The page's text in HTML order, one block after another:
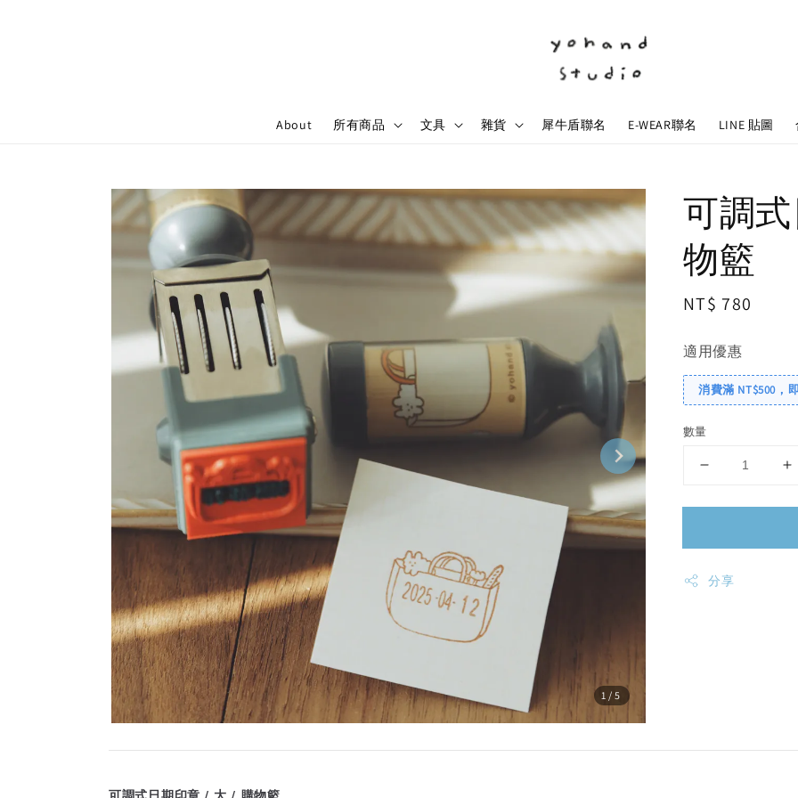
About 所有商品 文具 雜貨 犀牛盾聯名 E-WEAR聯名 LINE 貼圖
1 /5
可調
物籃
Regular
NT$ 780
適用優惠
消費滿 NT$500，
數量
分享
可調式日期印章 / 大 / 購物籃